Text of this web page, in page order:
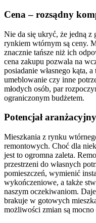
Cena – rozsądny
Nie da się ukryć, że jedną z
rynkiem wtórnym są ceny.
znacznie tańsze niż ich
cena zakupu pozwala na
posiadanie własnego kąta,
umeblowanie czy inne
młodych osób, par
ograniczonym budżetem.
Potencjał
Mieszkania z rynku
remontowych. Choć dla
jest to ogromna zaleta.
przestrzeni do własnych
pomieszczeń, wymienić
wykończeniowe, a także
naszym oczekiwaniom.
brakuje w gotowych
możliwości zmian są mocno